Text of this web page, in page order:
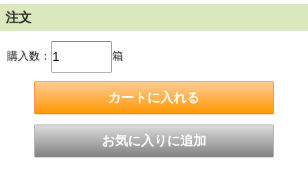
感染予防対策に！お出かけ時の必需品、
使い捨て 三層構造 不織布マスク Sサイズ(子ども用)です。
注文
購入数： 箱